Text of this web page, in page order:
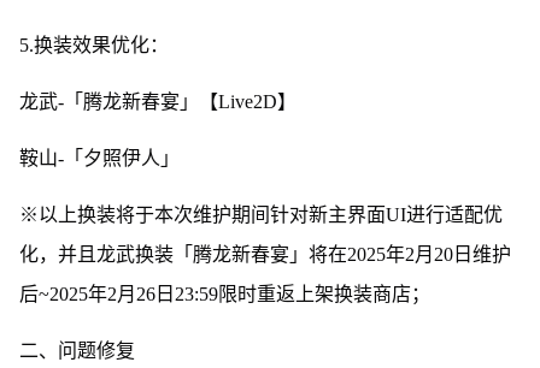
5.换装效果优化：
龙武-「腾龙新春宴」【Live2D】
鞍山-「夕照伊人」
※以上换装将于本次维护期间针对新主界面UI进行适配优
化，并且龙武换装「腾龙新春宴」将在2025年2月20日维护
后~2025年2月26日23:59限时重返上架换装商店；
二、问题修复